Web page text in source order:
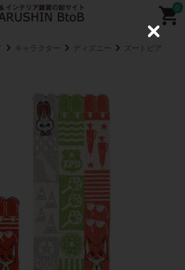
0
キャラクター ディズニー ズートピア
C